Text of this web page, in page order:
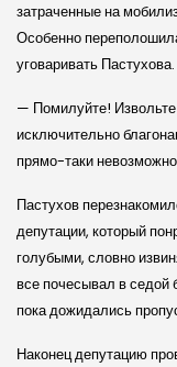
затраченные на
Особенно
уговаривать Пастухова.
— Помилуйте! Извольте
исключительно
прямо-таки
Пастухов
депутации, который
голубыми, словно
все почесывал в седой
пока дожидались
Наконец депутацию